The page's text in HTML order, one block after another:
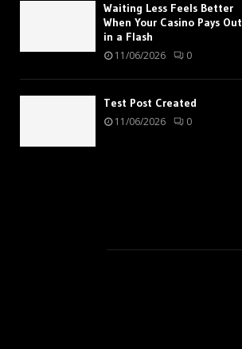
Waiting Less Feels Better
When Your Casino Pays Out
in a Flash
11/06/2026 0
Test Post Created
11/06/2026 0